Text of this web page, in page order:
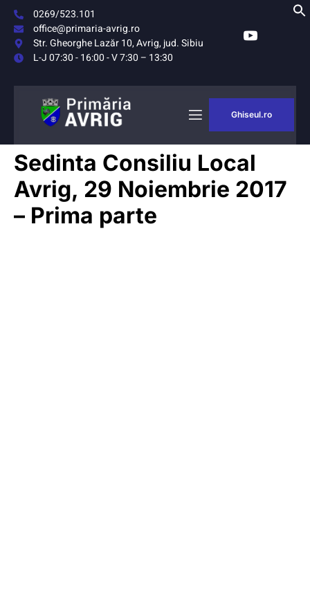
0269/523.101
office@primaria-avrig.ro
Str. Gheorghe Lazăr 10, Avrig, jud. Sibiu
L-J 07:30 - 16:00 - V 7:30 – 13:30
Ghiseul.ro
Sedinta Consiliu Local
Avrig, 29 Noiembrie 2017
– Prima parte